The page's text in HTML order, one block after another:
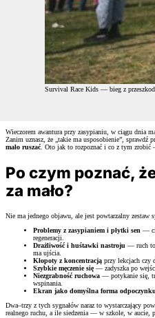
Survival Race Kids — bieg z
Wieczorem awantura przy zasypianiu, w ciągu dnia
Zanim uznasz, że „takie ma usposobienie”, sprawdź
mało ruszać . Oto jak to rozpoznać i co z tym zrobić
Po czym poznać,
za mało?
Nie ma jednego objawu, ale jest powtarzalny zestaw
Problemy z zasypianiem i płytki sen —
regeneracji.
Drażliwość i huśtawki nastroju — ruch to
ma ujścia.
Kłopoty z koncentracją przy lekcjach czy
Szybkie męczenie się— zadyszka po
Niezgrabność ruchowa — potykanie się,
wspinania.
Ekran jako domyślna forma odpoczynku
Dwa–trzy z tych sygnałów naraz to wystarczający
realnego ruchu, a ile siedzenia — w szkole, w aucie,